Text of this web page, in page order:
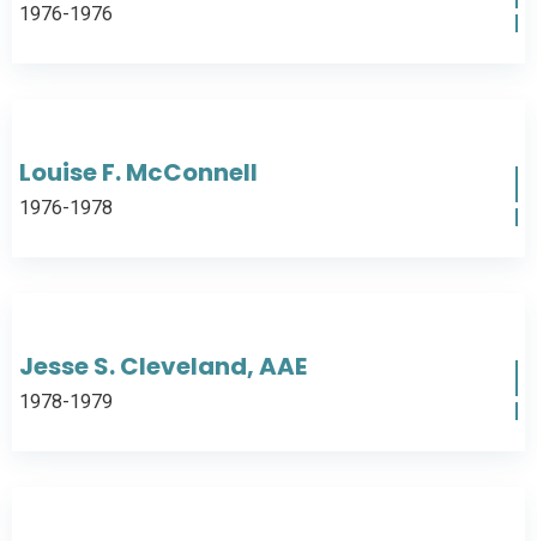
1976-1976
Louise F. McConnell
1976-1978
Jesse S. Cleveland, AAE
1978-1979